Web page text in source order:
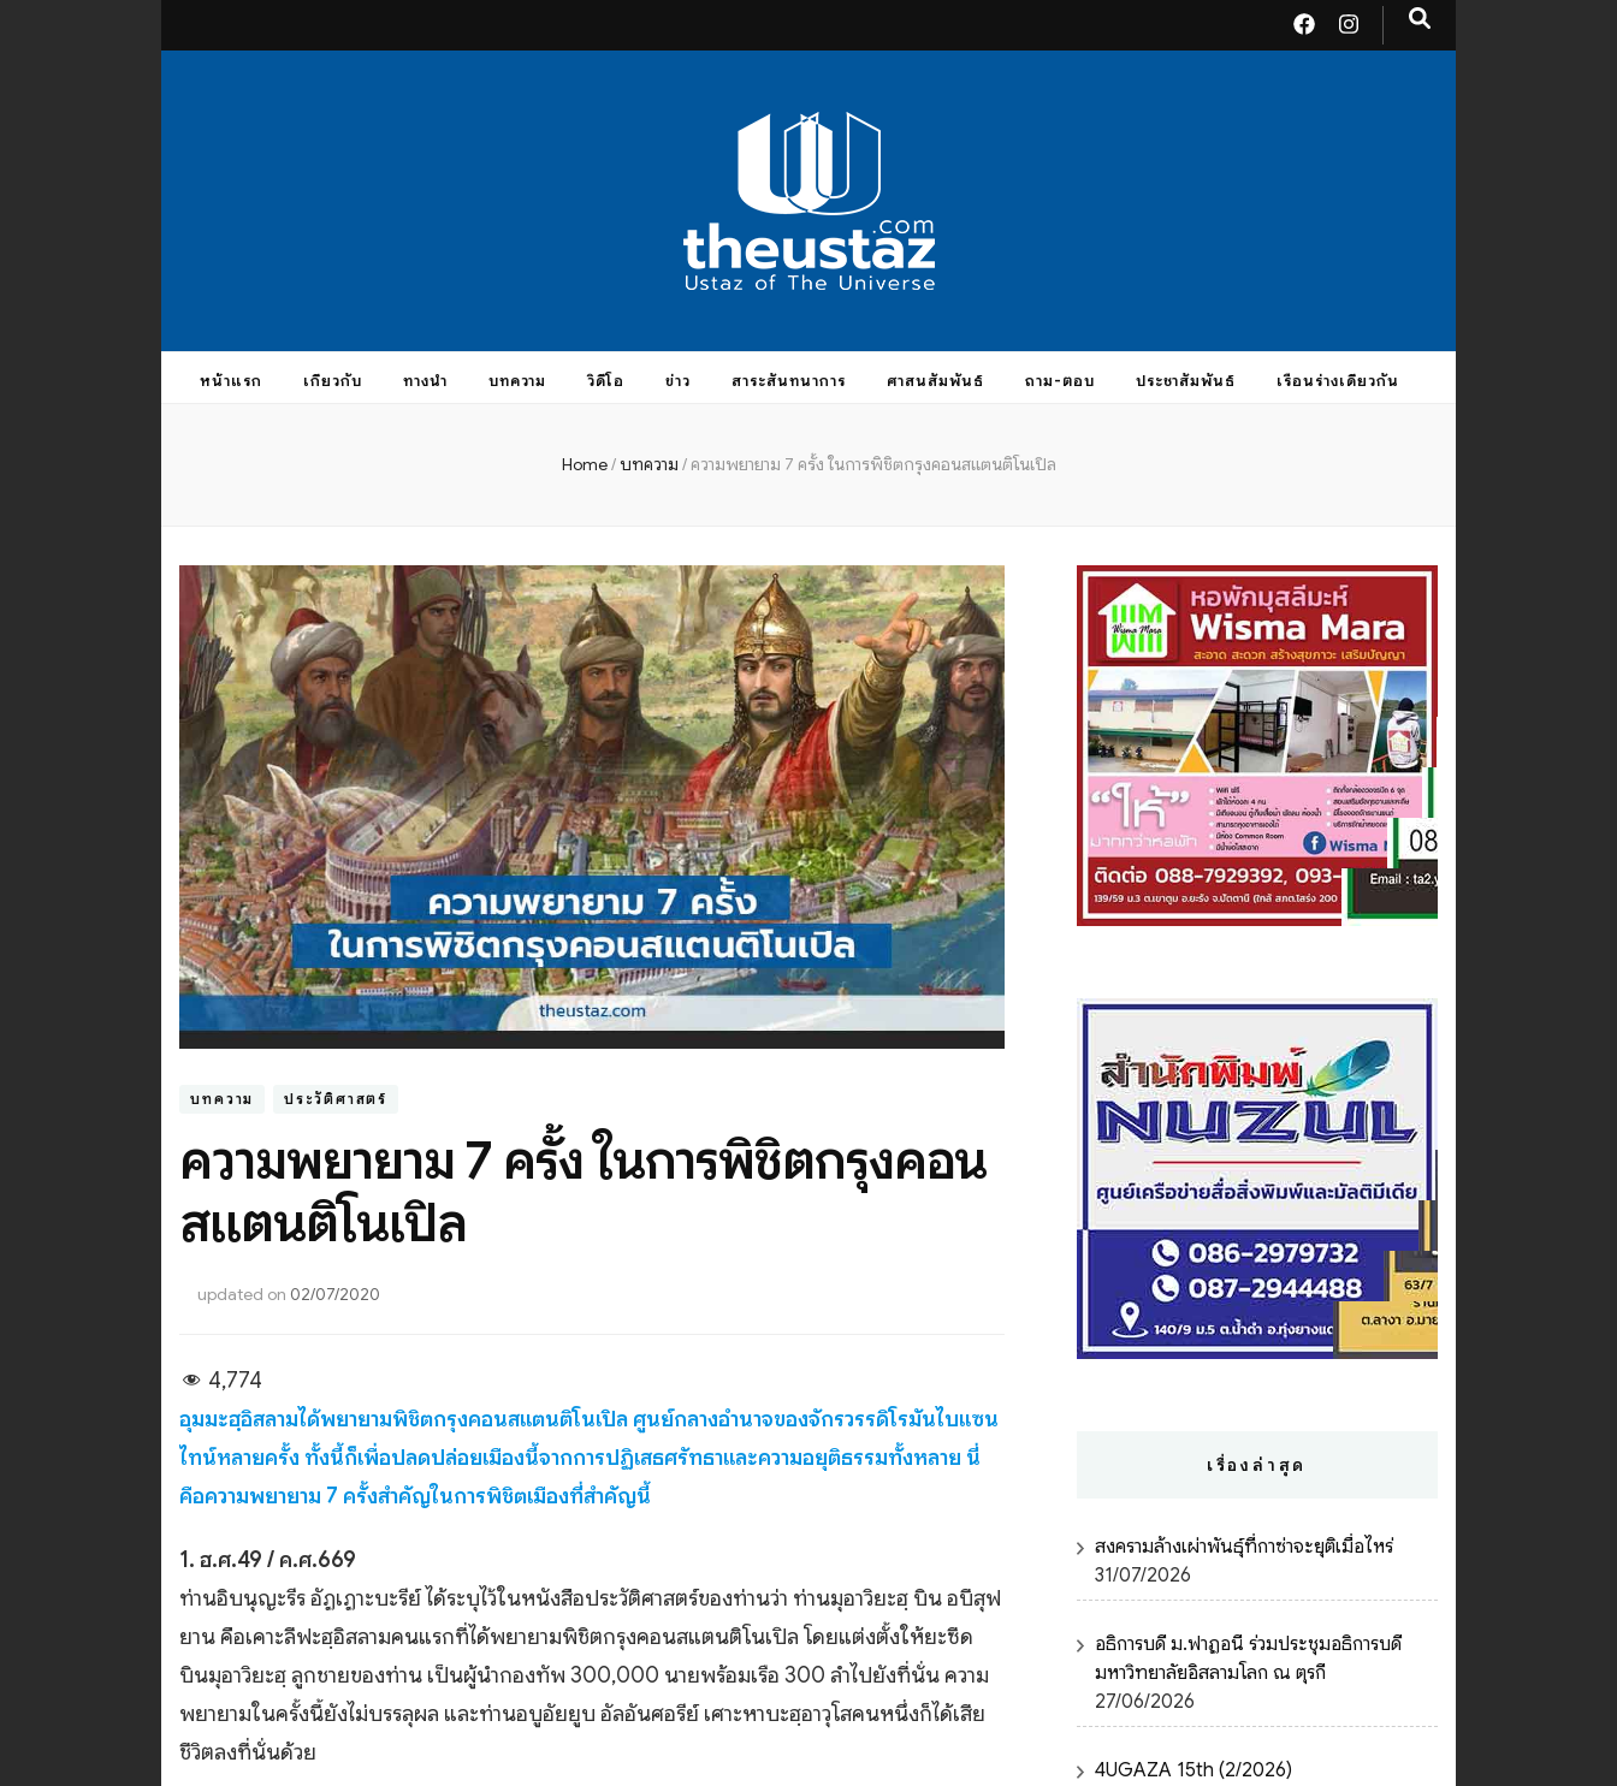
theustaz.com
หน้าแรก เกี่ยวกับ ทางนำ บทความ วิดีโอ ข่าว สาระสันทนาการ ศาสนสัมพันธ์ ถาม-ตอบ ประชาสัมพันธ์ เรือนร่างเดียวกัน
Home/บทความ / ความพยายาม ​7 ครั้ง ในการพิชิตกรุงคอนสแตนติโนเปิล
บทความ ประวัติศาสตร์
ความพยายาม ​7 ครั้ง ในการพิชิตกรุงคอน
สแตนติโนเปิล
updated on 02/07/2020
4,774
อุมมะฮฺอิสลามได้พยายามพิชิตกรุงคอนสแตนติโนเปิล ศูนย์กลางอำนาจของจักรวรรดิโรมันไบแซน
ไทน์หลายครั้ง ทั้งนี้ก็เพื่อปลดปล่อยเมืองนี้จากการปฏิเสธศรัทธาและความอยุติธรรมทั้งหลาย นี่
คือความพยายาม 7 ครั้งสำคัญในการพิชิตเมืองที่สำคัญนี้
1. ฮ.ศ.49 / ค.ศ.669
ท่านอิบนุญะรีร อัฏเฏาะบะรีย์ ได้ระบุไว้ในหนังสือประวัติศาสตร์ของท่านว่า ท่านมุอาวิยะฮฺ บิน อบีสุฟ
ยาน คือเคาะลีฟะฮฺอิสลามคนแรกที่ได้พยายามพิชิตกรุงคอนสแตนติโนเปิล โดยแต่งตั้งให้ยะซีด
บินมุอาวิยะฮฺ ลูกชายของท่าน เป็นผู้นำกองทัพ 300,000 นายพร้อมเรือ 300 ลำไปยังที่นั่น ความ
พยายามในครั้งนี้ยังไม่บรรลุผล และท่านอบูอัยยูบ อัลอันศอรีย์ เศาะหาบะฮฺอาวุโสคนหนึ่งก็ได้เสีย
ชีวิตลงที่นั่นด้วย
เรื่องล่าสุด
สงครามล้างเผ่าพันธุ์ที่กาซ่าจะยุติเมื่อไหร่
31/07/2026
อธิการบดี ม.ฟาฏอนี ร่วมประชุมอธิการบดี
มหาวิทยาลัยอิสลามโลก ณ ตุรกี
27/06/2026
4UGAZA 15th (2/2026)